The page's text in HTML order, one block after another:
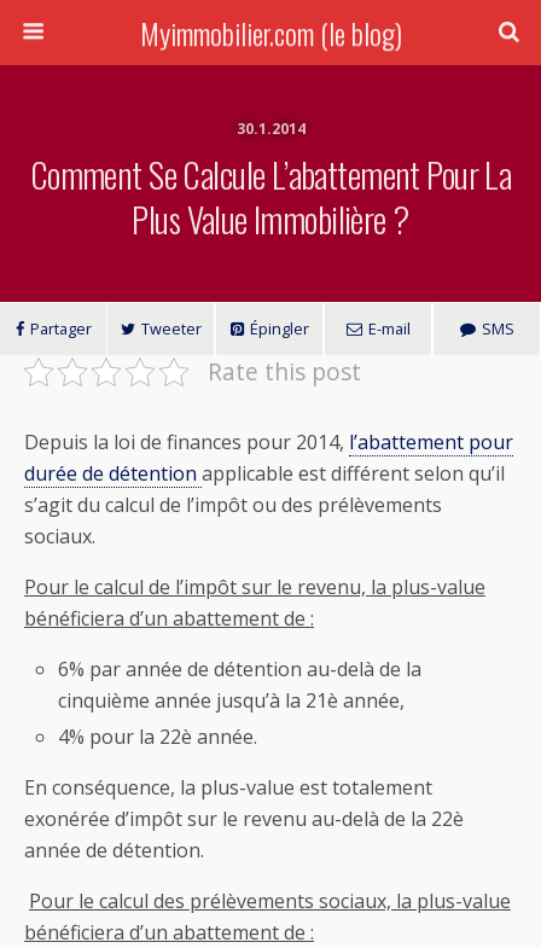
Myimmobilier.com (le blog)
30.1.2014
Comment Se Calcule L’abattement Pour La
Plus Value Immobilière ?
Partager Tweeter Épingler E-mail SMS
Rate this post
Depuis la loi de finances pour 2014, l’abattement pour
durée de détention applicable est différent selon qu’il
s’agit du calcul de l’impôt ou des prélèvements
sociaux.
Pour le calcul de l’impôt sur le revenu, la plus-value
bénéficiera d’un abattement de :
6% par année de détention au-delà de la
cinquième année jusqu’à la 21è année,
4% pour la 22è année.
En conséquence, la plus-value est totalement
exonérée d’impôt sur le revenu au-delà de la 22è
année de détention.
Pour le calcul des prélèvements sociaux, la plus-value
bénéficiera d’un abattement de :